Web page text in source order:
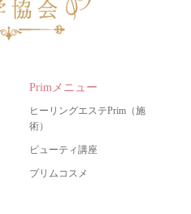
Primメニュー
ヒーリングエステPrim（施
術）
ビューティ講座
プリムコスメ